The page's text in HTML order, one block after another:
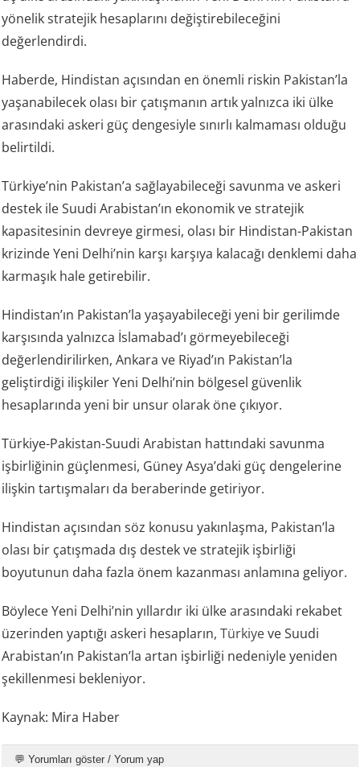
yönelik stratejik hesaplarını değiştirebileceğini
değerlendirdi.
Haberde, Hindistan açısından en önemli riskin Pakistan’la
yaşanabilecek olası bir çatışmanın artık yalnızca iki ülke
arasındaki askeri güç dengesiyle sınırlı kalmaması olduğu
belirtildi.
Türkiye’nin Pakistan’a sağlayabileceği savunma ve askeri
destek ile Suudi Arabistan’ın ekonomik ve stratejik
kapasitesinin devreye girmesi, olası bir Hindistan-Pakistan
krizinde Yeni Delhi’nin karşı karşıya kalacağı denklemi daha
karmaşık hale getirebilir.
Hindistan’ın Pakistan’la yaşayabileceği yeni bir gerilimde
karşısında yalnızca İslamabad’ı görmeyebileceği
değerlendirilirken, Ankara ve Riyad’ın Pakistan’la
geliştirdiği ilişkiler Yeni Delhi’nin bölgesel güvenlik
hesaplarında yeni bir unsur olarak öne çıkıyor.
Türkiye-Pakistan-Suudi Arabistan hattındaki savunma
işbirliğinin güçlenmesi, Güney Asya’daki güç dengelerine
ilişkin tartışmaları da beraberinde getiriyor.
Hindistan açısından söz konusu yakınlaşma, Pakistan’la
olası bir çatışmada dış destek ve stratejik işbirliği
boyutunun daha fazla önem kazanması anlamına geliyor.
Böylece Yeni Delhi’nin yıllardır iki ülke arasındaki rekabet
üzerinden yaptığı askeri hesapların,Türkiyeve Suudi
Arabistan’ın Pakistan’la artan işbirliği nedeniyle yeniden
şekillenmesi bekleniyor.
Kaynak: Mira Haber
💬 Yorumları göster / Yorum yap